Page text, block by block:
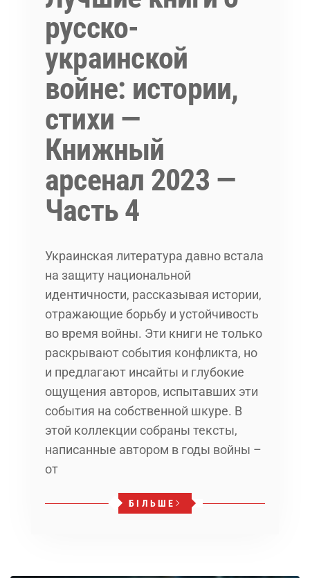
русско-
украинской
войне: истории,
стихи —
Книжный
арсенал 2023 —
Часть 4
Украинская литература давно встала
на защиту национальной
идентичности, рассказывая истории,
отражающие борьбу и устойчивость
во время войны. Эти книги не только
раскрывают события конфликта, но
и предлагают инсайты и глубокие
ощущения авторов, испытавших эти
события на собственной шкуре. В
этой коллекции собраны тексты,
написанные автором в годы войны –
от
БІЛЬШЕ